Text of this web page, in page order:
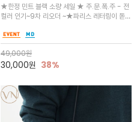
(Heavyweight Canvas) 일반 에
코백보다 2배 이상 18-20oz 코튼 캔
버스를 사용
★한정 민트 블랙 소량 세일 ★ 주.문.폭.주 - 전
컬러 인기~9차 리오더 ~★파리스 레터링이 돋보
까지 설정에서 제작된 베라노바만의 캔버스 숄더
백으로 데일리 실용적이고 멋스러움을 함께 하세
요
49,000원
30,000원 38%